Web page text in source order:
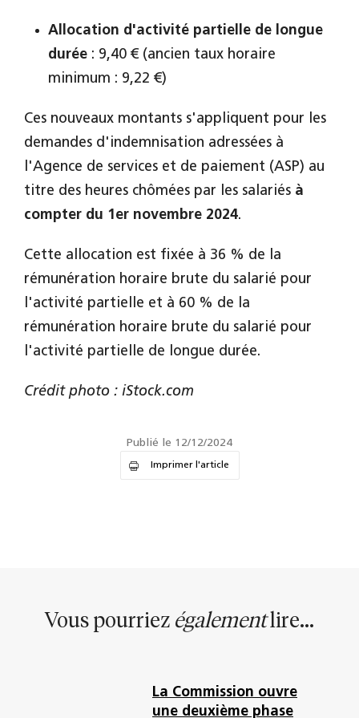
Allocation d'activité partielle de longue
durée : 9,40 € (ancien taux horaire
minimum : 9,22 €)
Ces nouveaux montants s'appliquent pour les
demandes d'indemnisation adressées à
l'Agence de services et de paiement (ASP) au
titre des heures chômées par les salariés à
compter du 1er novembre 2024.
Cette allocation est fixée à 36 % de la
rémunération horaire brute du salarié pour
l'activité partielle et à 60 % de la
rémunération horaire brute du salarié pour
l'activité partielle de longue durée.
Crédit photo : iStock.com
Publié le 12/12/2024
Imprimer l'article
Vous pourriez égalementlire...
La Commission ouvre
une deuxième phase